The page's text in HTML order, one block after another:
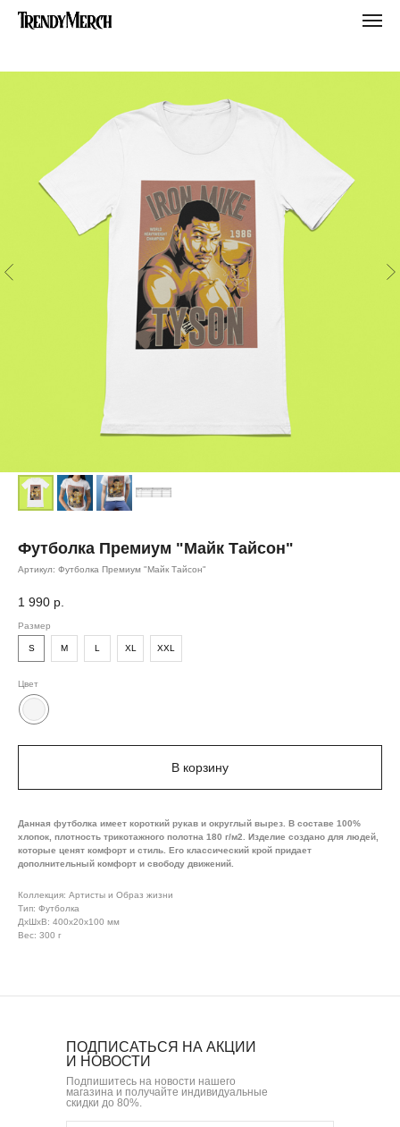
Футболка Премиум "Майк Тайсон"
Артикул: Футболка Премиум "Майк Тайсон"
1 990 р.
Размер
S M L XL XXL
Цвет
В корзину
Данная футболка имеет короткий рукав и округлый вырез. В составе 100%
хлопок, плотность трикотажного полотна 180 г/м2. Изделие создано для людей,
которые ценят комфорт и стиль. Его классический крой придает
дополнительный комфорт и свободу движений.
Коллекция: Артисты и Образ жизни
Тип: Футболка
ДxШxВ: 400x20x100 мм
Вес: 300 г
ПОДПИСАТЬСЯ НА АКЦИИ
И НОВОСТИ
Подпишитесь на новости нашего
магазина и получайте индивидуальные
скидки до 80%.